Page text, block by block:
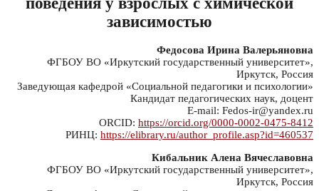
зависимостью
Федосова Ирина Валерьяновна
ФГБОУ ВО «Иркутский государственный университет»,
Иркутск, Россия
Заведующая кафедрой «Социальной педагогики и психологии»
Кандидат педагогических наук, доцент
E-mail: Fedos-ir@yandex.ru
ORCID: https://orcid.org/0000-0002-0475-8412
РИНЦ: https://elibrary.ru/author_profile.asp?id=460537
Кибальник Алена Вячеславовна
ФГБОУ ВО «Иркутский государственный университет»,
Иркутск, Россия